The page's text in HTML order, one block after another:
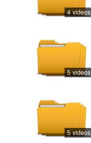
4 videos
5 videos
5 videos